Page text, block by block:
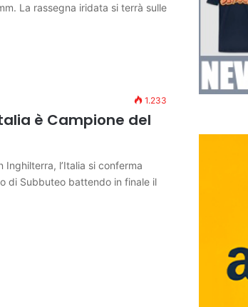
La rassegna iridata si terrà sulle
1.233
è Campione del
Inghilterra, l’Italia si conferma
di Subbuteo battendo in finale il